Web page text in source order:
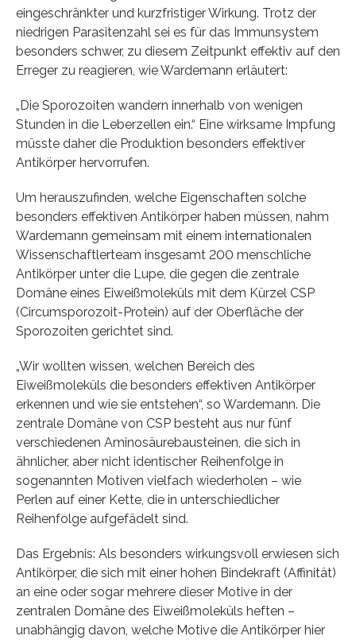
eingeschränkter und kurzfristiger Wirkung. Trotz der
niedrigen Parasitenzahl sei es für das Immunsystem
besonders schwer, zu diesem Zeitpunkt effektiv auf den
Erreger zu reagieren, wie Wardemann erläutert:
„Die Sporozoiten wandern innerhalb von wenigen
Stunden in die Leberzellen ein.“ Eine wirksame Impfung
müsste daher die Produktion besonders effektiver
Antikörper hervorrufen.
Um herauszufinden, welche Eigenschaften solche
besonders effektiven Antikörper haben müssen, nahm
Wardemann gemeinsam mit einem internationalen
Wissenschaftlerteam insgesamt 200 menschliche
Antikörper unter die Lupe, die gegen die zentrale
Domäne eines Eiweißmoleküls mit dem Kürzel CSP
(Circumsporozoit-Protein) auf der Oberfläche der
Sporozoiten gerichtet sind.
„Wir wollten wissen, welchen Bereich des
Eiweißmoleküls die besonders effektiven Antikörper
erkennen und wie sie entstehen“, so Wardemann. Die
zentrale Domäne von CSP besteht aus nur fünf
verschiedenen Aminosäurebausteinen, die sich in
ähnlicher, aber nicht identischer Reihenfolge in
sogenannten Motiven vielfach wiederholen – wie
Perlen auf einer Kette, die in unterschiedlicher
Reihenfolge aufgefädelt sind.
Das Ergebnis: Als besonders wirkungsvoll erwiesen sich
Antikörper, die sich mit einer hohen Bindekraft (Affinität)
an eine oder sogar mehrere dieser Motive in der
zentralen Domäne des Eiweißmoleküls heften –
unabhängig davon, welche Motive die Antikörper hier